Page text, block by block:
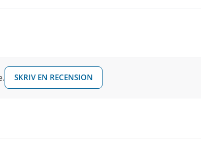
SKRIV EN RECENSION